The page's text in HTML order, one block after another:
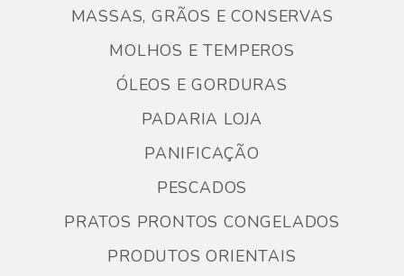
MASSAS, GRÃOS E CONSERVAS
MOLHOS E TEMPEROS
ÓLEOS E GORDURAS
PADARIA LOJA
PANIFICAÇÃO
PESCADOS
PRATOS PRONTOS CONGELADOS
PRODUTOS ORIENTAIS